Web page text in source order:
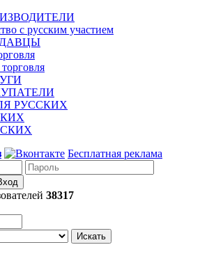
с русским участием
РУССКИХ
Бесплатная реклама
38317
Искать